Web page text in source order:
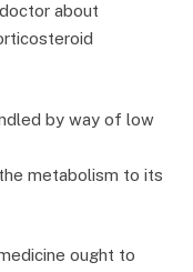
about
by way of low
metabolism to its
ought to